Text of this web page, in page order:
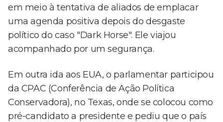
em meio à tentativa de aliados de emplacar
uma agenda positiva depois do desgaste
político do caso "Dark Horse". Ele viajou
acompanhado por um segurança.
Em outra ida aos EUA, o parlamentar participou
da CPAC (Conferência de Ação Política
Conservadora), no Texas, onde se colocou como
pré-candidato a presidente e pediu que o país